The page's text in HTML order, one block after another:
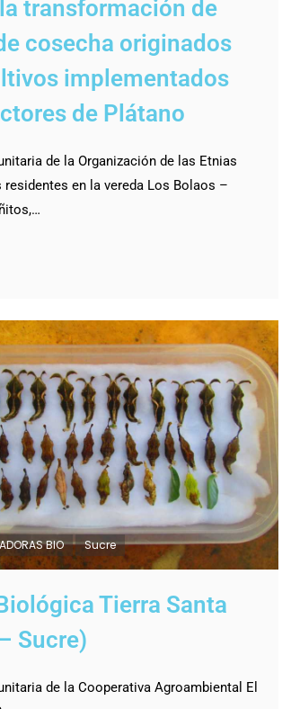
transformación de
cosecha originados
implementados
de Plátano
de la Organización de las Etnias
en la vereda Los Bolaos –
BIO Sucre
Tierra Santa
Sucre)
de la Cooperativa Agroambiental El